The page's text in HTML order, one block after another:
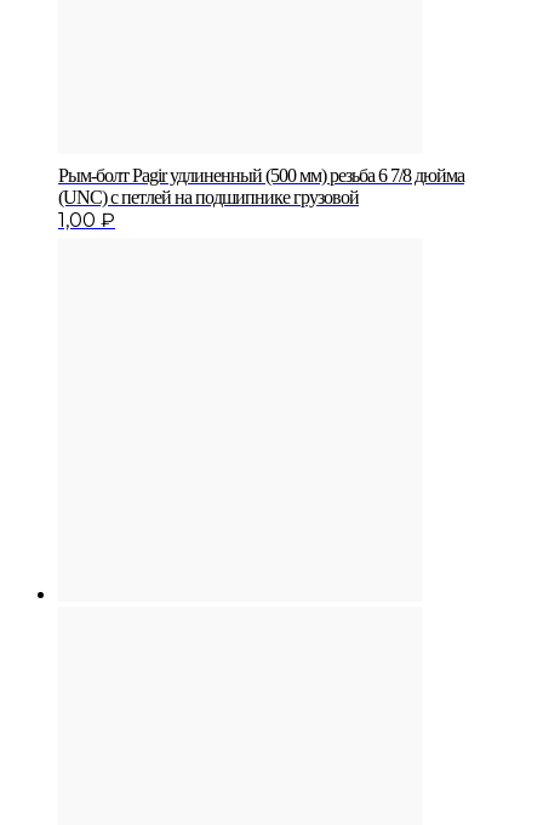
Рым-болт Pagir удлиненный (500 мм) резьба 6 7/8 дюйма
(UNC) с петлей на подшипнике грузовой
1,00 ₽